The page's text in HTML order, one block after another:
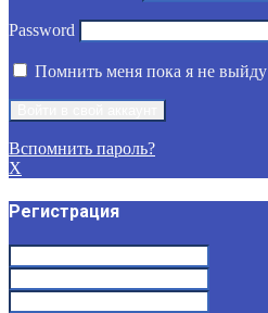
Password
Помнить меня пока я не выйду
Вспомнить пароль?
X
Регистрация